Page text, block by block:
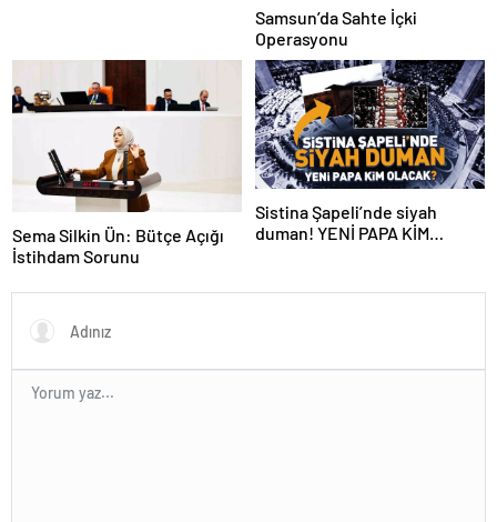
Samsun’da Sahte İçki
Operasyonu
Sema Silkin Ün: Bütçe Açığı
İstihdam Sorunu
Sistina Şapeli’nde siyah
duman! YENİ PAPA KİM